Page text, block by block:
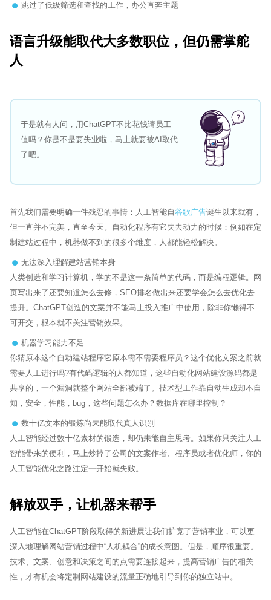
跳过了低级筛选和查找的工作，办公直奔主题
语言升级能取代大多数职位，但仍需掌舵
人
于是就有人问，用ChatGPT不比花钱请员工
值吗？你是不是要失业啦，马上就要被AI取代
了吧。
首先我们需要明确一件残忍的事情：人工智能自谷歌广告诞生以来就有，
但一直并不完美，直至今天。自动化程序有它失去动力的时候：例如在定
制建站过程中，机器做不到的很多个维度，人都能轻松解决。
无法深入理解建站营销本身
人类创造和学习计算机，学的不是这一条简单的代码，而是编程逻辑。网
页写出来了还要知道怎么去修，SEO排名做出来还要学会怎么去优化去
提升。ChatGPT创造的文案并不能马上投入推广中使用，除非你懒得不
可开交，根本就不关注营销效果。
机器学习能力不足
你猜原本这个自动建站程序它原本需不需要程序员？这个优化文案之前就
需要人工进行吗?有代码逻辑的人都知道，这些自动化网站建设源码都是
共享的，一个漏洞就整个网站全部被端了。技术型工作靠自动生成却不自
知，安全，性能，bug，这些问题怎么办？数据库在哪里控制？
数十亿文本的锻炼尚未能取代真人识别
人工智能经过数十亿素材的锻造，却仍未能自主思考。如果你只关注人工
智能带来的便利，马上炒掉了公司的文案作者、程序员或者优化师，你的
人工智能优化之路注定一开始就失败。
解放双手，让机器来帮手
人工智能在ChatGPT阶段取得的新进展让我们扩宽了营销事业，可以更
深入地理解网站营销过程中“人机耦合”的成长意图。但是，顺序很重要。
技术、文案、创意和决策之间的点需要连接起来，提高营销广告的相关
性，才有机会将定制网站建设的流量正确地引导到你的独立站中。